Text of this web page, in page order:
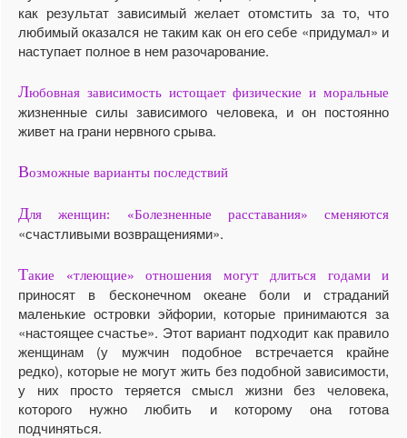
как результат зависимый желает отомстить за то, что
любимый оказался не таким как он его себе «придумал» и
наступает полное в нем разочарование.
Любовная зависимость истощает физические и моральные
жизненные силы зависимого человека, и он постоянно
живет на грани нервного срыва.
Возможные варианты последствий
Для женщин: «Болезненные расставания» сменяются
«счастливыми возвращениями».
Такие «тлеющие» отношения могут длиться годами и
приносят в бесконечном океане боли и страданий
маленькие островки эйфории, которые принимаются за
«настоящее счастье». Этот вариант подходит как правило
женщинам (у мужчин подобное встречается крайне
редко), которые не могут жить без подобной зависимости,
у них просто теряется смысл жизни без человека,
которого нужно любить и которому она готова
подчиняться.